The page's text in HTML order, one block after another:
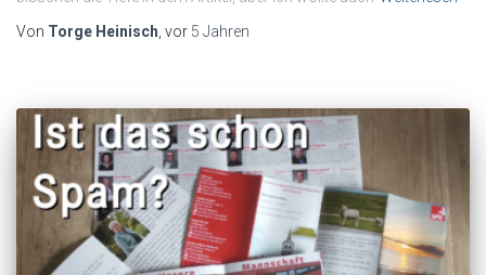
Von Torge Heinisch, vor 5 Jahren